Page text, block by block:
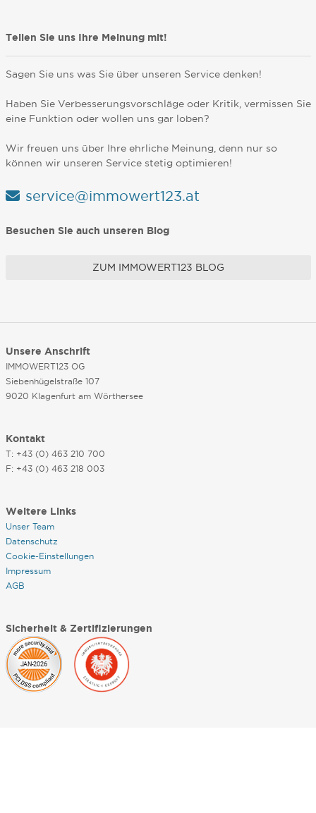
Teilen Sie uns Ihre Meinung mit!
Sagen Sie uns was Sie über unseren Service denken!
Haben Sie Verbesserungsvorschläge oder Kritik, vermissen Sie
eine Funktion oder wollen uns gar loben?
Wir freuen uns über Ihre ehrliche Meinung, denn nur so
können wir unseren Service stetig optimieren!
service@immowert123.at
Besuchen Sie auch unseren Blog
ZUM IMMOWERT123 BLOG
Unsere Anschrift
IMMOWERT123 OG
Siebenhügelstraße 107
9020 Klagenfurt am Wörthersee
Kontakt
T: +43 (0) 463 210 700
F: +43 (0) 463 218 003
Weitere Links
Unser Team
Datenschutz
Cookie-Einstellungen
Impressum
AGB
Sicherheit & Zertifizierungen